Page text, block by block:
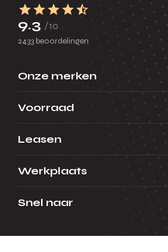
9.3 /10
2433 beoordelingen
Onze merken
Voorraad
Leasen
Werkplaats
Snel naar